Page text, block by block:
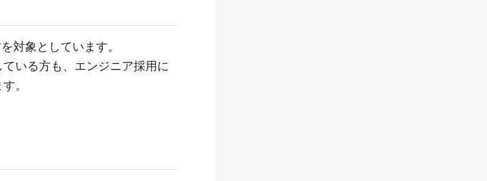
対象としています。
いる方も、エンジニア採用に
。